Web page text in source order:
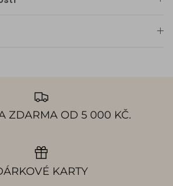
ZDARMA OD 5 000 KČ.
KARTY